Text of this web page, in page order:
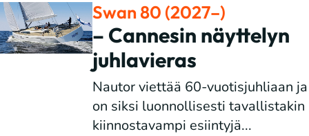
Swan 80 (2027–)
– Cannesin näyttelyn
juhlavieras
Nautor viettää 60-vuotisjuhliaan ja
on siksi luonnollisesti tavallistakin
kiinnostavampi esiintyjä...